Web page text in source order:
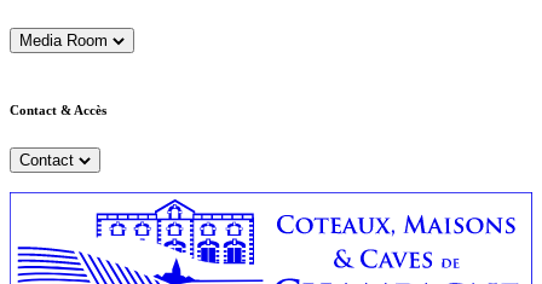
Media Room
Contact & Accès
Contact